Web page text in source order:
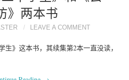
实》两本书
LEAVE A COMMENT
生》这本书，其续集第2本一直没读，